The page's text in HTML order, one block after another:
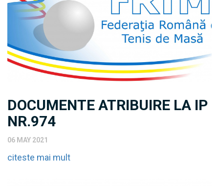
DOCUMENTE ATRIBUIRE LA IP
NR.974
06 MAY 2021
citeste mai mult